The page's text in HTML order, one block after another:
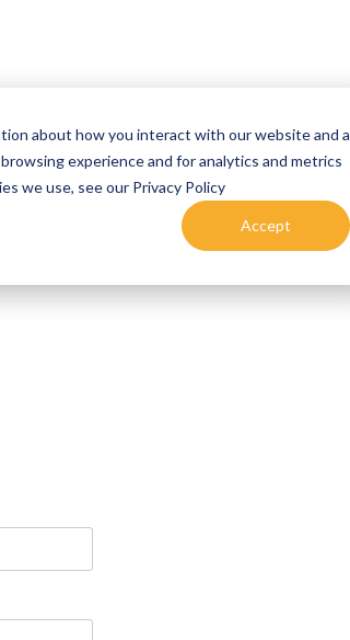
about how you interact with our website and a
experience and for analytics and metrics
we use, see our Privacy Policy
Accept